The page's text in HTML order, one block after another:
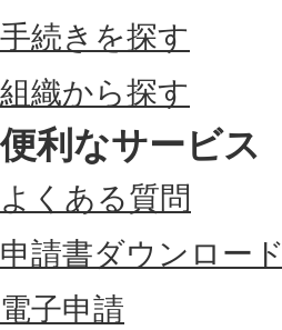
手続きを探す
組織から探す
便利なサービス
よくある質問
申請書ダウンロード
電子申請